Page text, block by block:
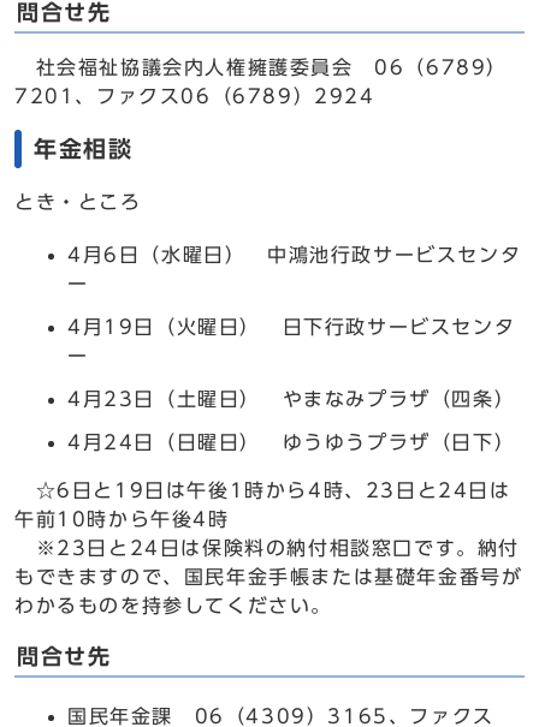
問合せ先
社会福祉協議会内人権擁護委員会 06（6789）
7201、ファクス06（6789）2924
年金相談
とき・ところ
4月6日（水曜日） 中鴻池行政サービスセンタ
ー
4月19日（火曜日） 日下行政サービスセンタ
ー
4月23日（土曜日） やまなみプラザ（四条）
4月24日（日曜日） ゆうゆうプラザ（日下）
☆6日と19日は午後1時から4時、23日と24日は
午前10時から午後4時
※23日と24日は保険料の納付相談窓口です。納付
もできますので、国民年金手帳または基礎年金番号が
わかるものを持参してください。
問合せ先
国民年金課 06（4309）3165、ファクス